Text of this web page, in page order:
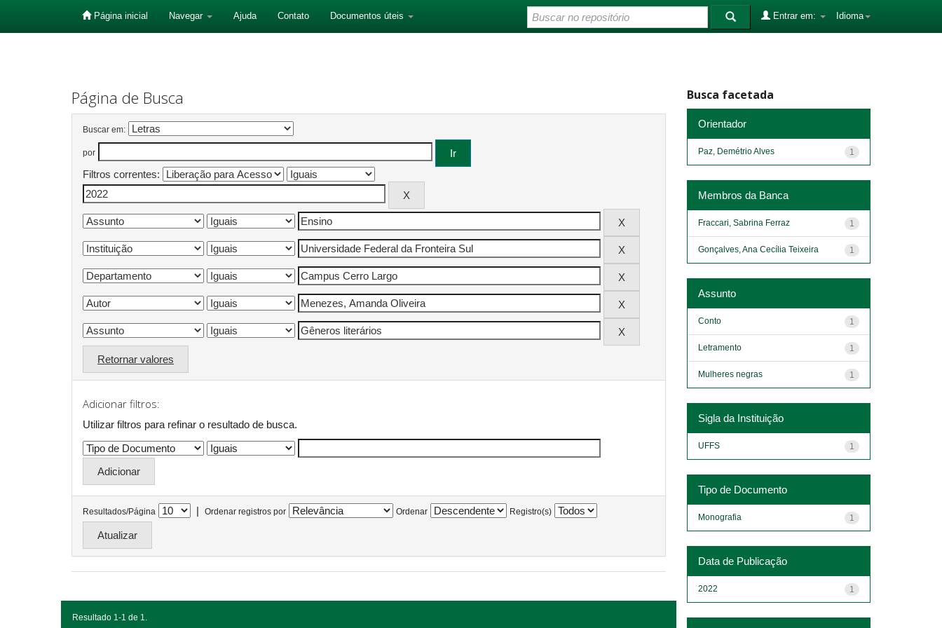
Página inicial Navegar Ajuda Contato Documentos úteis Idioma
Entrar em:
Página de Busca
Buscar em:
por
Filtros correntes:
Retornar valores
Adicionar filtros:
Utilizar filtros para refinar o resultado de busca.
Resultados/Página | Ordenar registros por Ordenar Registro(s)
Resultado 1-1 de 1.
Busca facetada
Orientador
1
Paz, Demétrio Alves
Membros da Banca
1
Fraccari, Sabrina Ferraz
1
Gonçalves, Ana Cecília Teixeira
Assunto
1
Conto
1
Letramento
1
Mulheres negras
Sigla da Instituição
1
UFFS
Tipo de Documento
1
Monografia
Data de Publicação
1
2022